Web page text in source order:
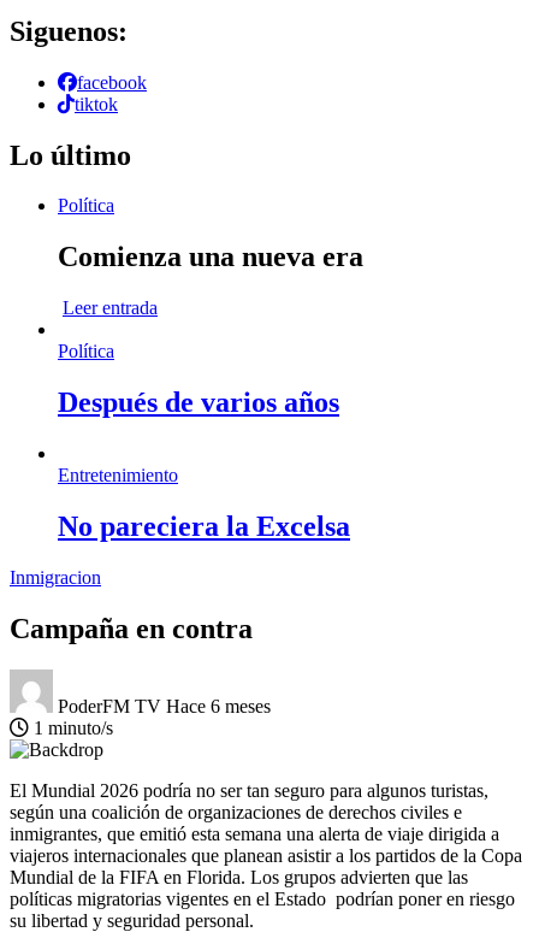
Siguenos:
facebook
tiktok
Lo último
Política
Comienza una nueva era
Leer entrada
Política
Después de varios años
Entretenimiento
No pareciera la Excelsa
Inmigracion
Campaña en contra
PoderFM TV Hace 6 meses
1 minuto/s
El Mundial 2026 podría no ser tan seguro para algunos turistas,
según una coalición de organizaciones de derechos civiles e
inmigrantes, que emitió esta semana una alerta de viaje dirigida a
viajeros internacionales que planean asistir a los partidos de la Copa
Mundial de la FIFA en Florida. Los grupos advierten que las
políticas migratorias vigentes en el Estado podrían poner en riesgo
su libertad y seguridad personal.